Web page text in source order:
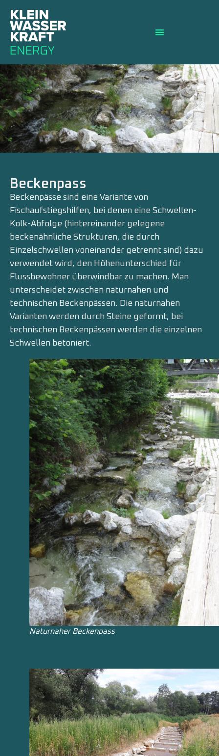
Beckenpass
Beckenpässe sind eine Variante von
Fischaufstiegshilfen, bei denen eine Schwellen-
Kolk-Abfolge (hintereinander gelegene
beckenähnliche Strukturen, die durch
Einzelschwellen voneinander getrennt sind) dazu
verwendet wird, den Höhenunterschied für
Flussbewohner überwindbar zu machen. Man
unterscheidet zwischen naturnahen und
technischen Beckenpässen. Die naturnahen
Varianten werden durch Steine geformt, bei
technischen Beckenpässen werden die einzelnen
Schwellen betoniert.
Naturnaher Beckenpass